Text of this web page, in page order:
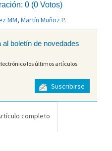
0 (0 Votos)
MM, Martín Muñoz P.
boletín de novedades
los últimos artículos
Suscribirse
completo